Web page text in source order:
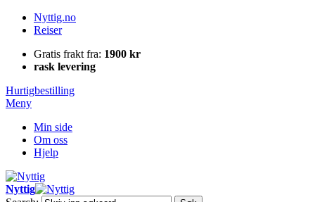
Nyttig.no
Reiser
Gratis frakt fra: 1900 kr
rask levering
Hurtigbestilling
Meny
Min side
Om oss
Hjelp
Nyttig